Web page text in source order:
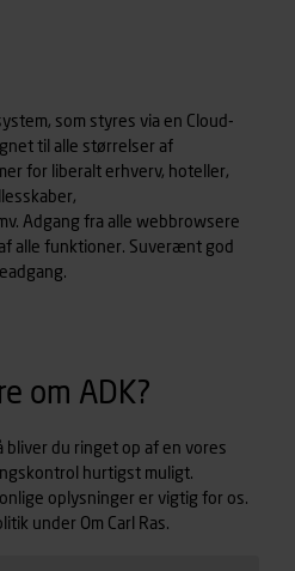
som styres via en Cloud-
til alle størrelser af
for liberalt erhverv, hoteller,
Adgang fra alle webbrowsere
alle funktioner. Suverænt god
om ADK?
bliver du ringet op af en vores
hurtigst muligt.
oplysninger er vigtig for os.
under Om Carl Ras.